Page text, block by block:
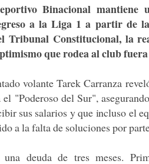
Binacional mantiene
a la Liga 1 a partir de
Tribunal Constitucional, la
que rodea al club fuera
volante Tarek Carranza
el "Poderoso del Sur",
sus salarios y que incluso el
a la falta de soluciones por
deuda de tres meses.